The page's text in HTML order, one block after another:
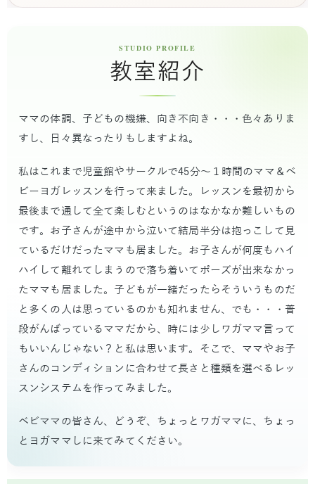
教室紹介
ママの体調、子どもの機嫌、向き不向き・・・色々ありま
すし、日々異なったりもしますよね。
私はこれまで児童館やサークルで45分～１時間のママ＆ベ
ビーヨガレッスンを行って来ました。レッスンを最初から
最後まで通して全て楽しむというのはなかなか難しいもの
です。お子さんが途中から泣いて結局半分は抱っこして見
ているだけだったママも居ました。お子さんが何度もハイ
ハイして離れてしまうので落ち着いてポーズが出来なかっ
たママも居ました。子どもが一緒だったらそういうものだ
と多くの人は思っているのかも知れません、でも・・・普
段がんばっているママだから、時には少しワガママ言って
もいいんじゃない？と私は思います。そこで、ママやお子
さんのコンディションに合わせて長さと種類を選べるレッ
スンシステムを作ってみました。
ベビママの皆さん、どうぞ、ちょっとワガママに、ちょっ
とヨガママしに来てみてください。